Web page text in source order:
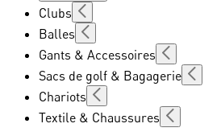
Clubs
Balles
Gants & Accessoires
Sacs de golf & Bagagerie
Chariots
Textile & Chaussures